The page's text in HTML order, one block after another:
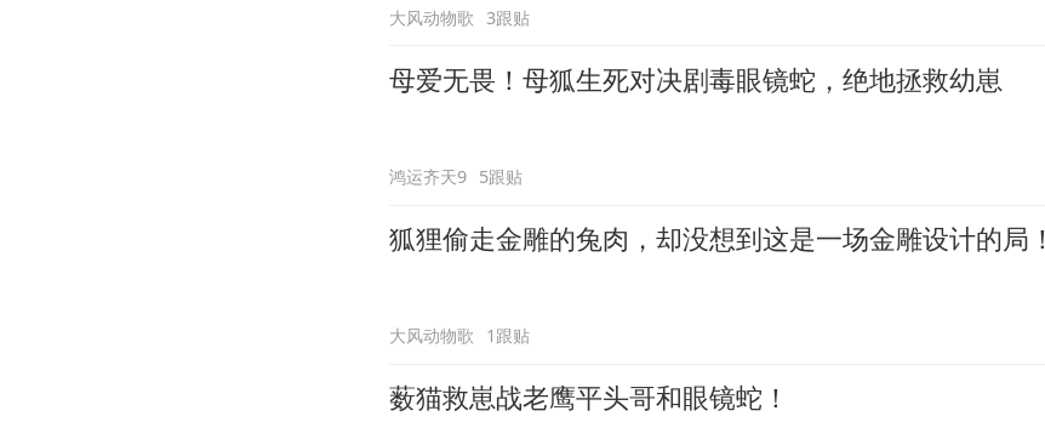
大风动物歌 3跟贴
母爱无畏！母狐生死对决剧毒眼镜蛇，绝地拯救幼崽
鸿运齐天9 5跟贴
狐狸偷走金雕的兔肉，却没想到这是一场金雕设计的局！
大风动物歌 1跟贴
薮猫救崽战老鹰平头哥和眼镜蛇！